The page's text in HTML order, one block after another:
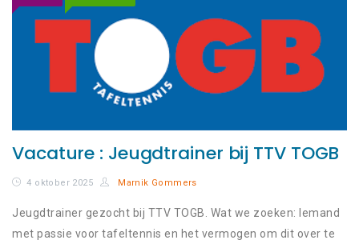
Vacature : Jeugdtrainer bij TTV TOGB
4 oktober 2025 Marnik Gommers
Jeugdtrainer gezocht bij TTV TOGB. Wat we zoeken: Iemand
met passie voor tafeltennis en het vermogen om dit over te